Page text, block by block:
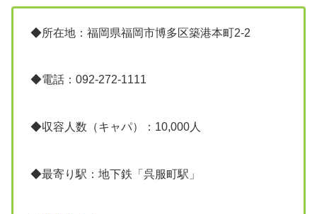
◆所在地：福岡県福岡市博多区築港本町2-2
◆電話：092-272-1111
◆収容人数（キャパ）：10,000人
◆最寄り駅：地下鉄「呉服町駅」